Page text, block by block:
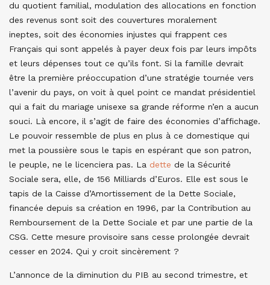
du quotient familial, modulation des allocations en fonction
des revenus sont soit des couvertures moralement
ineptes, soit des économies injustes qui frappent ces
Français qui sont appelés à payer deux fois par leurs impôts
et leurs dépenses tout ce qu’ils font. Si la famille devrait
être la première préoccupation d’une stratégie tournée vers
l’avenir du pays, on voit à quel point ce mandat présidentiel
qui a fait du mariage unisexe sa grande réforme n’en a aucun
souci. Là encore, il s’agit de faire des économies d’affichage.
Le pouvoir ressemble de plus en plus à ce domestique qui
met la poussière sous le tapis en espérant que son patron,
le peuple, ne le licenciera pas. La dette de la Sécurité
Sociale sera, elle, de 156 Milliards d’Euros. Elle est sous le
tapis de la Caisse d’Amortissement de la Dette Sociale,
financée depuis sa création en 1996, par la Contribution au
Remboursement de la Dette Sociale et par une partie de la
CSG. Cette mesure provisoire sans cesse prolongée devrait
cesser en 2024. Qui y croit sincèrement ?
L’annonce de la diminution du PIB au second trimestre, et